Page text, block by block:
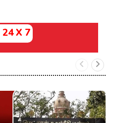
24 X 7